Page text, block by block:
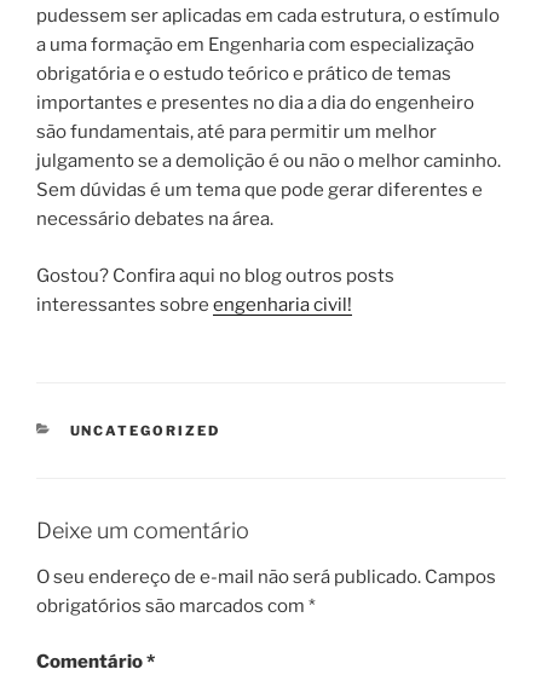
pudessem ser aplicadas em cada estrutura, o estímulo
a uma formação em Engenharia com especialização
obrigatória e o estudo teórico e prático de temas
importantes e presentes no dia a dia do engenheiro
são fundamentais, até para permitir um melhor
julgamento se a demolição é ou não o melhor caminho.
Sem dúvidas é um tema que pode gerar diferentes e
necessário debates na área.
Gostou? Confira aqui no blog outros posts
interessantes sobre engenharia civil!
CATEGORIAS
UNCATEGORIZED
Deixe um comentário
O seu endereço de e-mail não será publicado. Campos
obrigatórios são marcados com *
Comentário*